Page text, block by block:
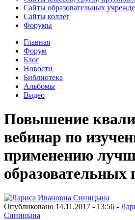
Сайты образовательных
Сайты коллег
Форумы
Главная
Форум
Блог
Новости
Библиотека
Альбомы
Видео
Повышение
вебинар по
применению
образовательных
Опубликовано 14.11.2017 - 13:56 -
Синицына